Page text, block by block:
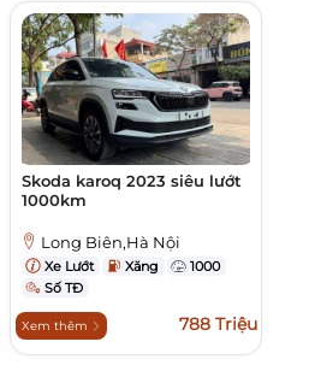
Skoda karoq 2023 siêu lướt
1000km
Long Biên,Hà Nội
Xe Lướt Xăng
1000
Số TĐ
Xem thêm 788 Triệu